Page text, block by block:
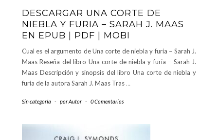
DESCARGAR UNA CORTE DE
NIEBLA Y FURIA – SARAH J. MAAS
EN EPUB | PDF | MOBI
Cual es el argumento de Una corte de niebla y furia – Sarah J.
Maas Reseña del libro Una corte de niebla y furia – Sarah J.
Maas Descripción y sinopsis del libro Una corte de niebla y
furia de la autora Sarah J. Maas Tras …
Sin categoría - porAutor - 0 Comentarios